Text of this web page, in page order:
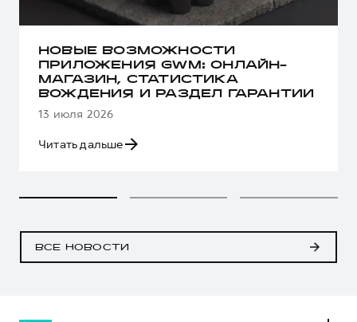
НОВЫЕ ВОЗМОЖНОСТИ
ПРИЛОЖЕНИЯ GWM: ОНЛАЙН-
МАГАЗИН, СТАТИСТИКА
ВОЖДЕНИЯ И РАЗДЕЛ ГАРАНТИИ
13 июля 2026
Читать дальше
ВСЕ НОВОСТИ